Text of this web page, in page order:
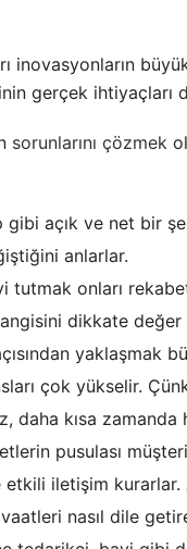
inovasyonların
gerçek ihtiyaçları
sorunlarını çözmek
açık ve net bir
anlarlar.
tutmak onları
dikkate değer
yaklaşmak
çok yükselir.
daha kısa
pusulası
iletişim kurarlar.
nasıl dile